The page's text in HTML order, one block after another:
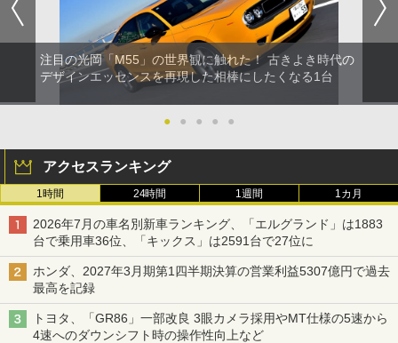
注目の光岡「M55」の世界観に触れた！ 古きよき時代の
デザインエッセンスを再現した相棒にしたくなる1台
● ● ● ● ●
アクセスランキング
1時間 24時間 1週間 1カ月
2026年7月の車名別新車ランキング、「エルグランド」は1883
台で乗用車36位、「キックス」は2591台で27位に
ホンダ、2027年3月期第1四半期決算の営業利益5307億円で過去
最高を記録
トヨタ、「GR86」一部改良 3眼カメラ採用やMT仕様の5速から
4速へのダウンシフト時の操作性向上など